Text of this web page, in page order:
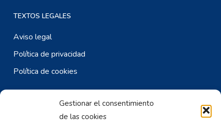
Gestionar el consentimiento
de las cookies
TEXTOS LEGALES
Aviso legal
Política de privacidad
Política de cookies
CONTACTO ESPAÑA